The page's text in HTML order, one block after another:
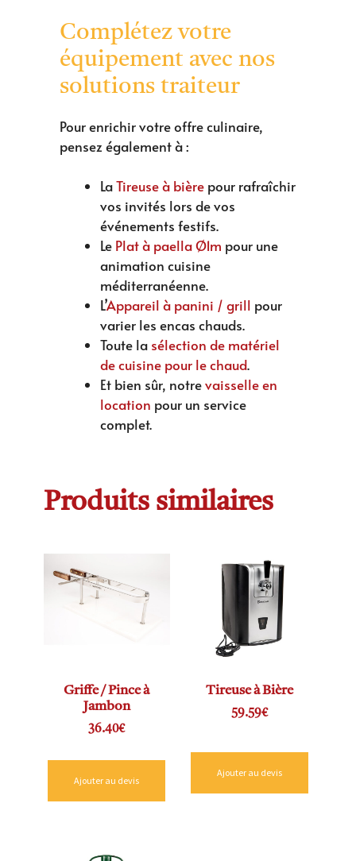
Complétez votre
équipement avec nos
solutions traiteur
Pour enrichir votre offre culinaire,
pensez également à :
LaTireuse à bièrepour rafraîchir
vos invités lors de vos
événements festifs.
Le Plat à paella Ø1m pour une
animation cuisine
méditerranéenne.
L’Appareil à panini / grill pour
varier les encas chauds.
Toute la sélection de matériel
de cuisine pour le chaud.
Et bien sûr, notrevaisselle en
location pour un service
complet.
Produits similaires
Griffe / Pince à
Jambon
36.40€
Ajouter au devis
Tireuse à Bière
59.59€
Ajouter au devis